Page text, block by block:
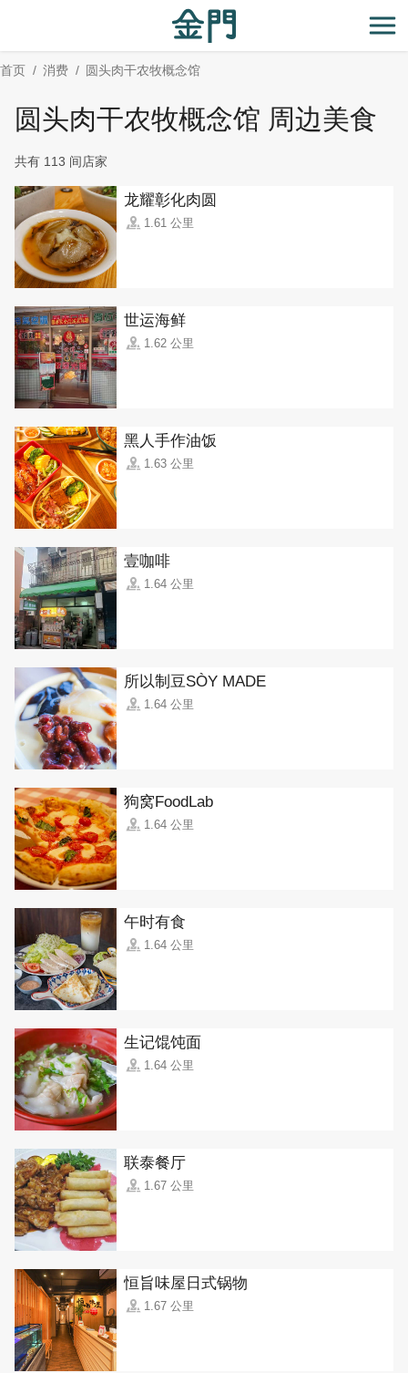
主
要
开
首页 消费 圆头肉干农牧概念馆
圆头肉干农牧概念馆 周边美食
共有 113 间店家
龙耀彰化肉圆
1.61 公里
世运海鲜
1.62 公里
黑人手作油饭
1.63 公里
壹咖啡
1.64 公里
所以制豆SÒY MADE
1.64 公里
狗窝FoodLab
1.64 公里
午时有食
1.64 公里
生记馄饨面
1.64 公里
联泰餐厅
1.67 公里
恒旨味屋日式锅物
1.67 公里